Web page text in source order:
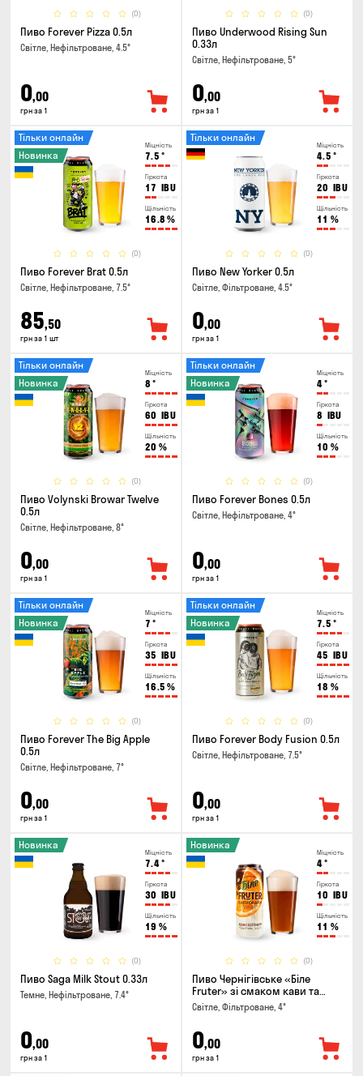
(0)
Пиво Forever Pizza 0.5л
Світле, Нефільтроване, 4.5°
0,00
грн за 1
(0)
Пиво Underwood Rising Sun
0.33л
Світле, Нефільтроване, 5°
0,00
грн за 1
Міцність
7.5 °
Гіркота
17 IBU
Щільність
16.8 %
(0)
Тільки онлайн
Новинка
Пиво Forever Brat 0.5л
Світле, Нефільтроване, 7.5°
85,50
грн за 1 шт
Міцність
4.5 °
Гіркота
20 IBU
Щільність
11 %
(0)
Тільки онлайн
Пиво New Yorker 0.5л
Світле, Фільтроване, 4.5°
0,00
грн за 1
Міцність
8 °
Гіркота
60 IBU
Щільність
20 %
(0)
Тільки онлайн
Новинка
Пиво Volynski Browar Twelve
0.5л
Світле, Нефільтроване, 8°
0,00
грн за 1
Міцність
4°
Гіркота
8 IBU
Щільність
10 %
(0)
Тільки онлайн
Новинка
Пиво Forever Bones 0.5л
Світле, Нефільтроване, 4°
0,00
грн за 1
Міцність
7 °
Гіркота
35 IBU
Щільність
16.5 %
(0)
Тільки онлайн
Новинка
Пиво Forever The Big Apple
0.5л
Світле, Нефільтроване, 7°
0,00
грн за 1
Міцність
7.5 °
Гіркота
45 IBU
Щільність
18 %
(0)
Тільки онлайн
Новинка
Пиво Forever Body Fusion 0.5л
Світле, Нефільтроване, 7.5°
0,00
грн за 1
Міцність
7.4°
Гіркота
30 IBU
Щільність
19 %
(0)
Новинка
Пиво Saga Milk Stout 0.33л
Темне, Нефільтроване, 7.4°
0,00
грн за 1
Міцність
4°
Гіркота
10 IBU
Щільність
11 %
(0)
Новинка
Пиво Чернігівське «Біле
Fruter» зі смаком кави та
апельсину 0.5л
Світле, Фільтроване, 4°
0,00
грн за 1